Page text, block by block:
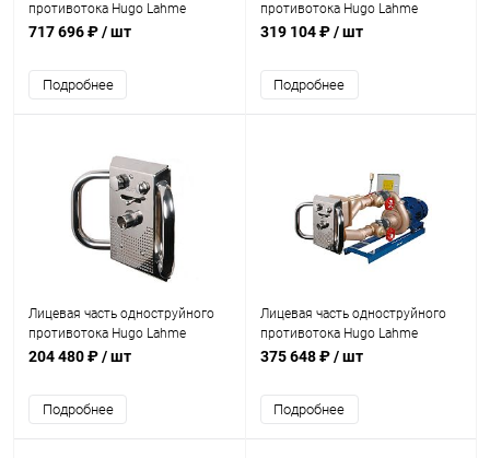
противотока Hugo Lahme
TAIFUN-DUO +насос 2,6кВт
717 696 ₽/ шт
Подробнее
противотока Hugo Lahme
TAIFUN-DUO с пьезокнопкой
319 104 ₽/ шт
Подробнее
Лицевая часть одноструйного
противотока Hugo Lahme
JUNIOR (7304020)
204 480 ₽/ шт
Подробнее
Лицевая часть одноструйного
противотока Hugo Lahme
JUNIOR +насос 2,2кВт 400В+пан.
375 648 ₽/ шт
Подробнее